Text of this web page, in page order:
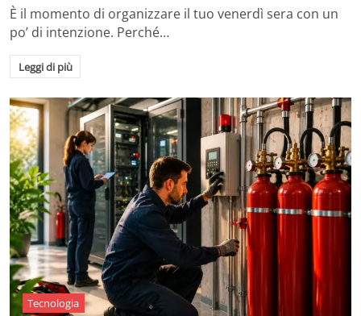
È il momento di organizzare il tuo venerdì sera con un
po’ di intenzione. Perché…
Leggi di più
Tecnologia